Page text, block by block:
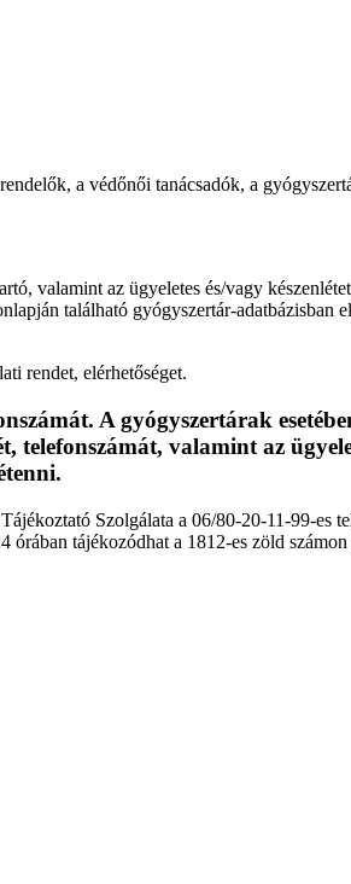
a védőnői tanácsadók, a
valamint az ügyeletes és/vagy
található gyógyszertár-adatbázisban
rendet, elérhetőséget.
A gyógyszertárak
valamint az
Szolgálata a 06/80-20-11-99-es
órában tájékozódhat a 1812-es zöld